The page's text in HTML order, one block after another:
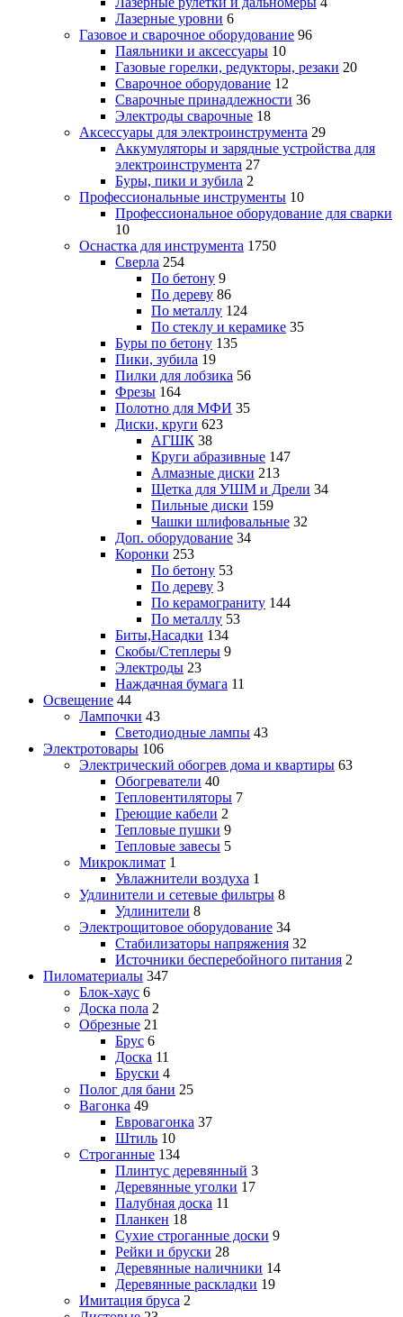
Лазерные уровни 6
Газовое и сварочное оборудование 96
Паяльники и аксессуары 10
Газовые горелки, редукторы, резаки 20
Сварочное оборудование 12
Сварочные принадлежности 36
Электроды сварочные 18
Аксессуары для электроинструмента 29
Аккумуляторы и зарядные устройства для
электроинструмента 27
Буры, пики и зубила 2
Профессиональные инструменты 10
Профессиональное оборудование для сварки
10
Оснастка для инструмента 1750
Сверла 254
По бетону 9
По дереву 86
По металлу 124
По стеклу и керамике 35
Буры по бетону 135
Пики, зубила 19
Пилки для лобзика 56
Фрезы 164
Полотно для МФИ 35
Диски, круги 623
АГШК 38
Круги абразивные 147
Алмазные диски 213
Щетка для УШМ и Дрели 34
Пильные диски 159
Чашки шлифовальные 32
Доп. оборудование 34
Коронки 253
По бетону 53
По дереву 3
По керамограниту 144
По металлу 53
Биты,Насадки 134
Скобы/Степлеры 9
Электроды 23
Наждачная бумага 11
Освещение 44
Лампочки 43
Светодиодные лампы 43
Электротовары 106
Электрический обогрев дома и квартиры 63
Обогреватели 40
Тепловентиляторы 7
Греющие кабели 2
Тепловые пушки 9
Тепловые завесы 5
Микроклимат 1
Увлажнители воздуха 1
Удлинители и сетевые фильтры 8
Удлинители 8
Электрощитовое оборудование 34
Стабилизаторы напряжения 32
Источники бесперебойного питания 2
Пиломатериалы 347
Блок-хаус 6
Доска пола 2
Обрезные 21
Брус 6
Доска 11
Бруски 4
Полог для бани 25
Вагонка 49
Евровагонка 37
Штиль 10
Строганные 134
Плинтус деревянный 3
Деревянные уголки 17
Палубная доска 11
Планкен 18
Сухие строганные доски 9
Рейки и бруски 28
Деревянные наличники 14
Деревянные раскладки 19
Имитация бруса 2